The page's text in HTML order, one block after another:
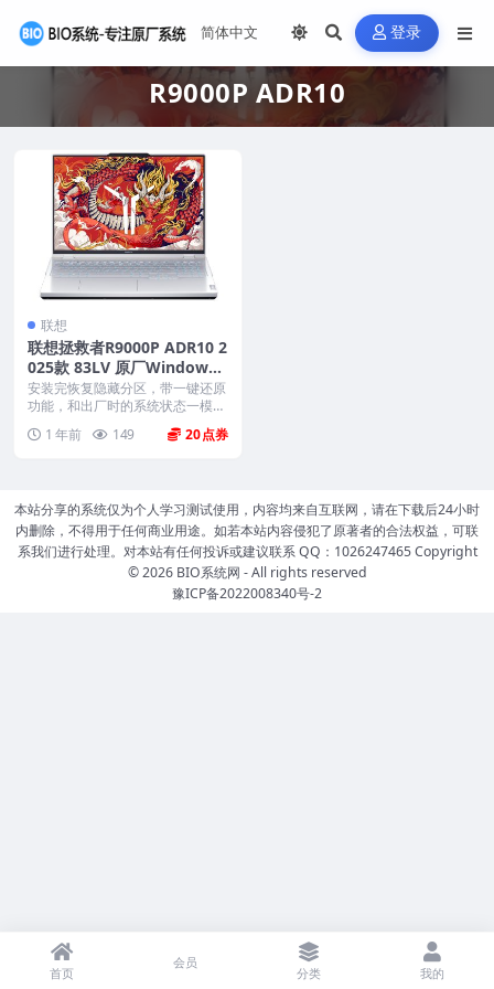
登录
R9000P ADR10
联想
联想拯救者R9000P ADR10 2
025款 83LV 原厂Windows1
1家庭版 oem系统镜像下载
安装完恢复隐藏分区，带一键还原
功能，和出厂时的系统状态一模一
1 年前 149 20
本站分享的系统仅为个人学习测试使用，内容均来自互联网，请在下载后24小时
内删除，不得用于任何商业用途。如若本站内容侵犯了原著者的合法权益，可联
系我们进行处理。对本站有任何投诉或建议联系 QQ：1026247465 Copyright
© 2026 BIO系统网 - All rights reserved
豫ICP备2022008340号-2
首页
会员
分类 我的